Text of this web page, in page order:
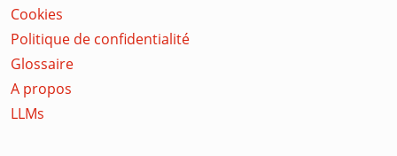
Cookies
Politique de confidentialité
Glossaire
A propos
LLMs